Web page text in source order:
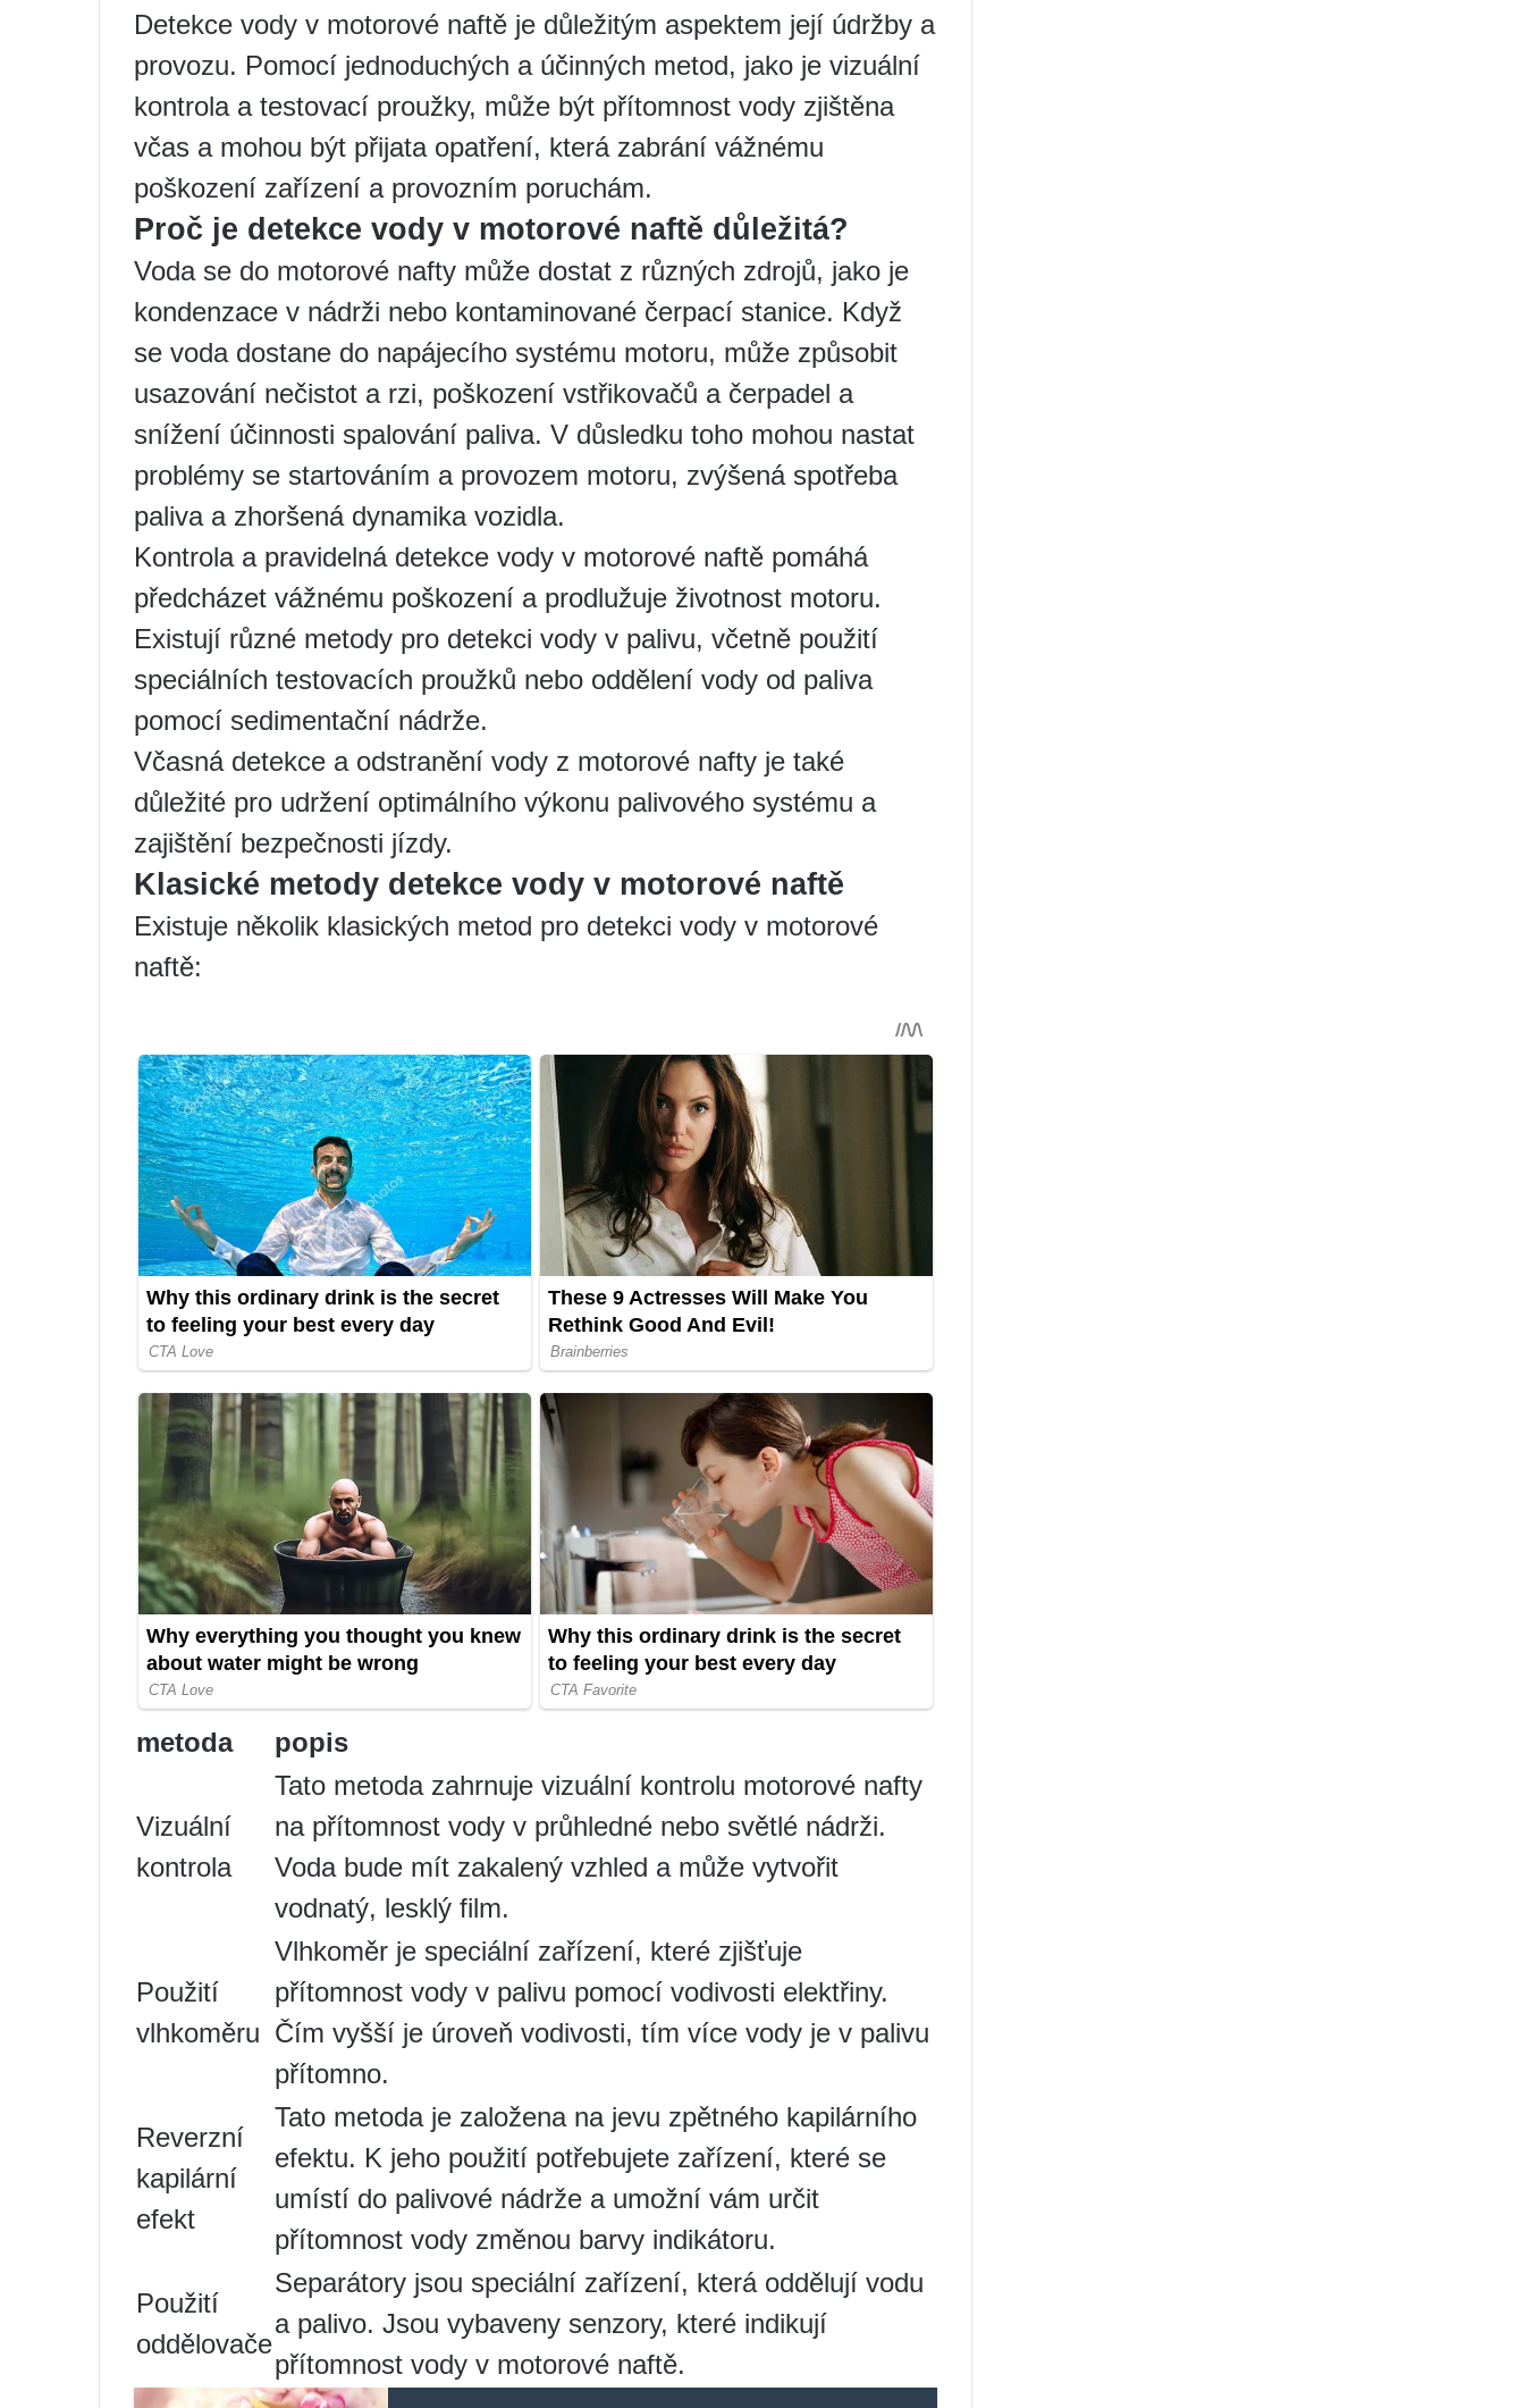
Detekce vody v motorové naftě je důležitým aspektem její údržby a
provozu. Pomocí jednoduchých a účinných metod, jako je vizuální
kontrola a testovací proužky, může být přítomnost vody zjištěna
včas a mohou být přijata opatření, která zabrání vážnému
poškození zařízení a provozním poruchám.
Proč je detekce vody v motorové naftě důležitá?
Voda se do motorové nafty může dostat z různých zdrojů, jako je
kondenzace v nádrži nebo kontaminované čerpací stanice. Když
se voda dostane do napájecího systému motoru, může způsobit
usazování nečistot a rzi, poškození vstřikovačů a čerpadel a
snížení účinnosti spalování paliva. V důsledku toho mohou nastat
problémy se startováním a provozem motoru, zvýšená spotřeba
paliva a zhoršená dynamika vozidla.
Kontrola a pravidelná detekce vody v motorové naftě pomáhá
předcházet vážnému poškození a prodlužuje životnost motoru.
Existují různé metody pro detekci vody v palivu, včetně použití
speciálních testovacích proužků nebo oddělení vody od paliva
pomocí sedimentační nádrže.
Včasná detekce a odstranění vody z motorové nafty je také
důležité pro udržení optimálního výkonu palivového systému a
zajištění bezpečnosti jízdy.
Klasické metody detekce vody v motorové naftě
Existuje několik klasických metod pro detekci vody v motorové
naftě:
metoda popis
Vizuální
kontrola
Tato metoda zahrnuje vizuální kontrolu motorové nafty
na přítomnost vody v průhledné nebo světlé nádrži.
Voda bude mít zakalený vzhled a může vytvořit
vodnatý, lesklý film.
Použití
vlhkoměru
Vlhkoměr je speciální zařízení, které zjišťuje
přítomnost vody v palivu pomocí vodivosti elektřiny.
Čím vyšší je úroveň vodivosti, tím více vody je v palivu
přítomno.
Reverzní
kapilární
efekt
Tato metoda je založena na jevu zpětného kapilárního
efektu. K jeho použití potřebujete zařízení, které se
umístí do palivové nádrže a umožní vám určit
přítomnost vody změnou barvy indikátoru.
Použití
oddělovače
Separátory jsou speciální zařízení, která oddělují vodu
a palivo. Jsou vybaveny senzory, které indikují
přítomnost vody v motorové naftě.